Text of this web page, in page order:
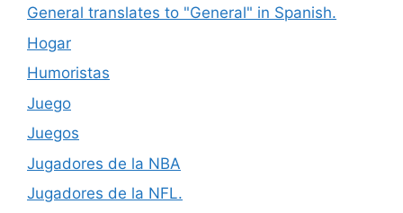
General translates to "General" in Spanish.
Hogar
Humoristas
Juego
Juegos
Jugadores de la NBA
Jugadores de la NFL.